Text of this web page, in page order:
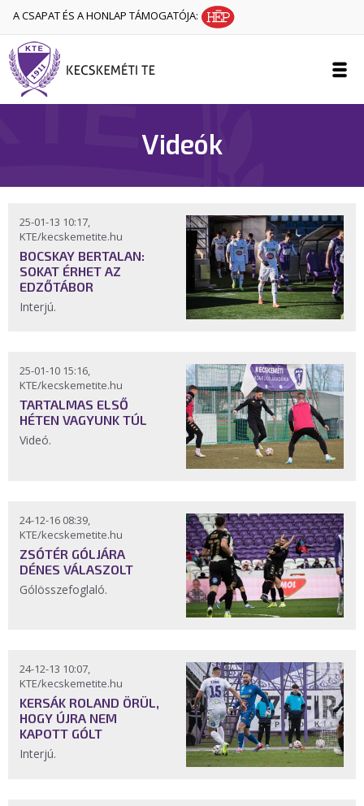
A CSAPAT ÉS A HONLAP TÁMOGATÓJA:
Videók
25-01-13 10:17,
KTE/kecskemetite.hu
BOCSKAY BERTALAN:
SOKAT ÉRHET AZ
EDZŐTÁBOR
Interjú.
25-01-10 15:16,
KTE/kecskemetite.hu
TARTALMAS ELSŐ
HÉTEN VAGYUNK TÚL
Videó.
24-12-16 08:39,
KTE/kecskemetite.hu
ZSÓTÉR GÓLJÁRA
DÉNES VÁLASZOLT
Gólösszefoglaló.
24-12-13 10:07,
KTE/kecskemetite.hu
KERSÁK ROLAND ÖRÜL,
HOGY ÚJRA NEM
KAPOTT GÓLT
Interjú.